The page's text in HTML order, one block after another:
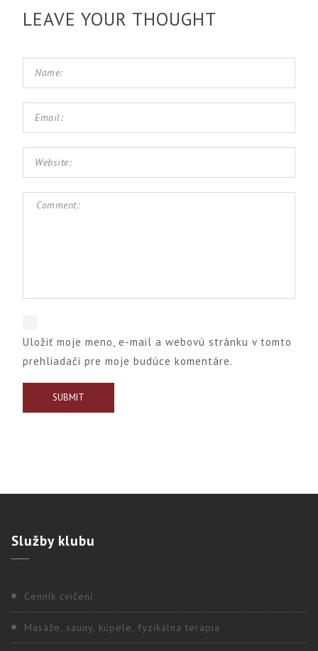
LEAVE YOUR THOUGHT
Uložiť moje meno, e-mail a webovú stránku v tomto
prehliadači pre moje budúce komentáre.
Službyklubu
Cenník cvičení
Masáže, sauny, kúpele, fyzikálna terapia